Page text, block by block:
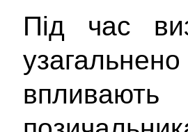
Під час